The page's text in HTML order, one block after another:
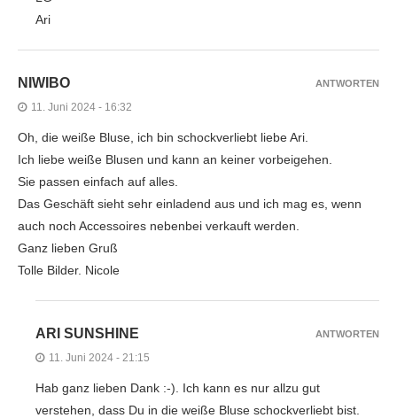
Ari
NIWIBO
11. Juni 2024 - 16:32
Oh, die weiße Bluse, ich bin schockverliebt liebe Ari.
Ich liebe weiße Blusen und kann an keiner vorbeigehen.
Sie passen einfach auf alles.
Das Geschäft sieht sehr einladend aus und ich mag es, wenn
auch noch Accessoires nebenbei verkauft werden.
Ganz lieben Gruß
Tolle Bilder. Nicole
ANTWORTEN
ARI SUNSHINE
11. Juni 2024 - 21:15
Hab ganz lieben Dank :-). Ich kann es nur allzu gut
verstehen, dass Du in die weiße Bluse schockverliebt bist.
ANTWORTEN